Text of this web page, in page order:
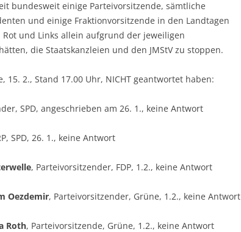
bundesweit einige Parteivorsitzende, sämtliche
und einige Fraktionvorsitzende in den Landtagen
und Links allein aufgrund der jeweiligen
die Staatskanzleien und den JMStV zu stoppen.
15. 2., Stand 17.00 Uhr, NICHT geantwortet haben:
SPD, angeschrieben am 26. 1., keine Antwort
SPD, 26. 1., keine Antwort
, Parteivorsitzender, FDP, 1.2., keine Antwort
Oezdemir, Parteivorsitzender, Grüne, 1.2., keine Antwort
Roth, Parteivorsitzende, Grüne, 1.2., keine Antwort